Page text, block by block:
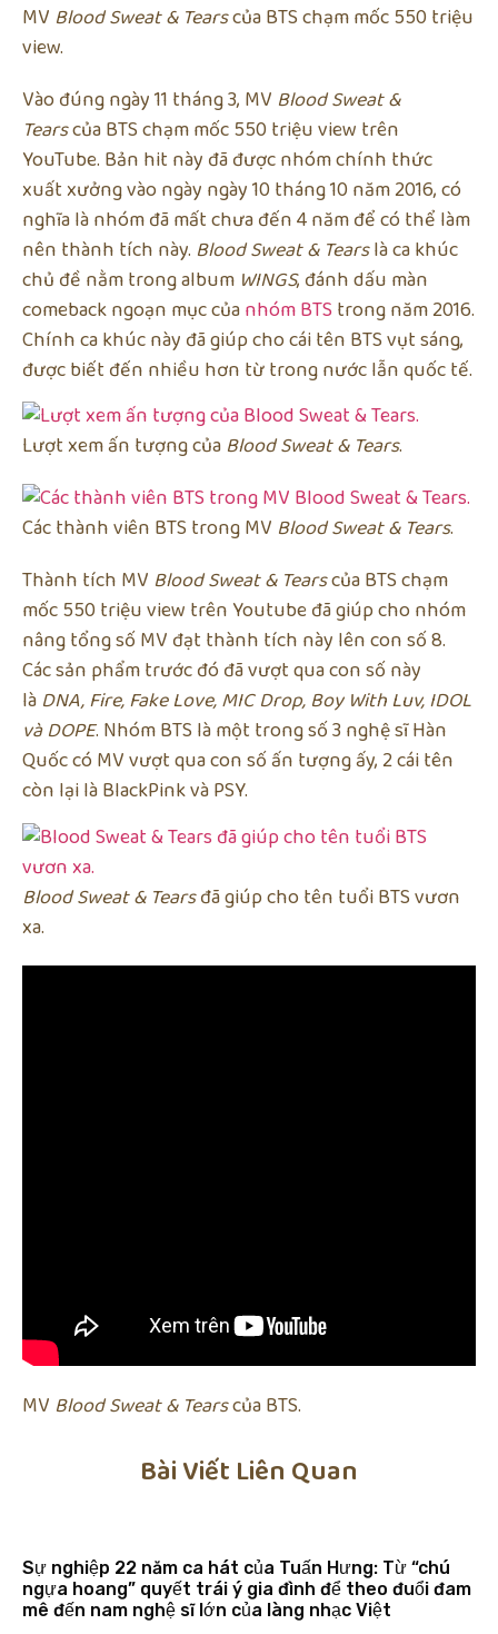
MV Blood Sweat & Tearscủa BTS chạm mốc 550 triệu
view.
Vào đúng ngày 11 tháng 3, MV Blood Sweat &
Tearscủa BTS chạm mốc 550 triệu view trên
YouTube. Bản hit này đã được nhóm chính thức
xuất xưởng vào ngày ngày 10 tháng 10 năm 2016, có
nghĩa là nhóm đã mất chưa đến 4 năm để có thể làm
nên thành tích này. Blood Sweat & Tearslà ca khúc
chủ đề nằm trong album WINGS, đánh dấu màn
comeback ngoạn mục củanhóm BTS trong năm 2016.
Chính ca khúc này đã giúp cho cái tên BTS vụt sáng,
được biết đến nhiều hơn từ trong nước lẫn quốc tế.
Lượt xem ấn tượng của Blood Sweat & Tears.
Các thành viên BTS trong MV Blood Sweat & Tears.
Thành tích MV Blood Sweat & Tearscủa BTS chạm
mốc 550 triệu view trên Youtube đã giúp cho nhóm
nâng tổng số MV đạt thành tích này lên con số 8.
Các sản phẩm trước đó đã vượt qua con số này
là DNA, Fire, Fake Love, MIC Drop, Boy With Luv, IDOL
và DOPE. Nhóm BTS là một trong số 3 nghệ sĩ Hàn
Quốc có MV vượt qua con số ấn tượng ấy, 2 cái tên
còn lại là BlackPink và PSY.
Blood Sweat & Tearsđã giúp cho tên tuổi BTS vươn
xa.
MV Blood Sweat & Tearscủa BTS.
Bài Viết Liên Quan
Sự nghiệp 22 năm ca hát của Tuấn Hưng: Từ “chú
ngựa hoang” quyết trái ý gia đình để theo đuổi đam
mê đến nam nghệ sĩ lớn của làng nhạc Việt